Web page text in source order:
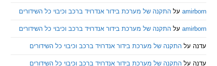
עלהתקנה של מערכת בידור אנדרויד ברכב וכיבוי כל השידורים
עלהתקנה של מערכת בידור אנדרויד ברכב וכיבוי כל השידורים
התקנה של מערכת בידור אנדרויד ברכב וכיבוי כל השידורים
התקנה של מערכת בידור אנדרויד ברכב וכיבוי כל השידורים